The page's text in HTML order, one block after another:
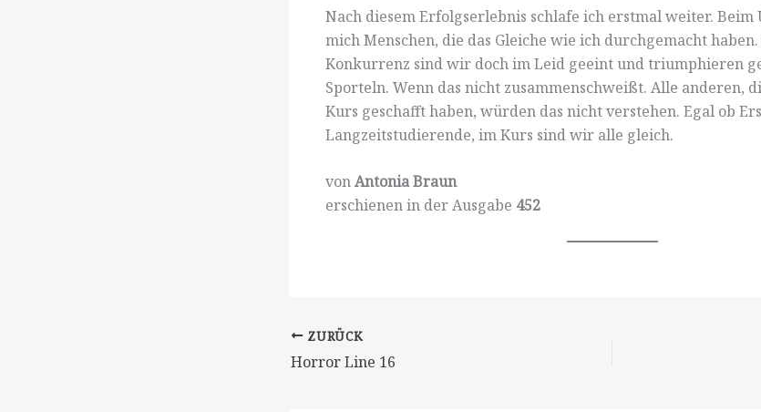
Nach diesem Erfolgserlebnis schlafe ich erstmal weiter.
mich Menschen, die das Gleiche wie ich durchgemacht
Konkurrenz sind wir doch im Leid geeint und triumphieren
Sporteln. Wenn das nicht zusammenschweißt. Alle anderen,
Kurs geschafft haben, würden das nicht verstehen. Egal ob
Langzeitstudierende, im Kurs sind wir alle gleich.
vonAntonia Braun
erschienen in der Ausgabe 452
ZURÜCK
Horror Line 16